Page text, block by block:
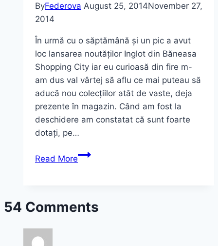
ByFederova August 25, 2014November 27,
2014
În urmă cu o săptămână și un pic a avut
loc lansarea noutăților Inglot din Băneasa
Shopping City iar eu curioasă din fire m-
am dus val vârtej să aflu ce mai puteau să
aducă nou colecțiilor atât de vaste, deja
prezente în magazin. Când am fost la
deschidere am constatat că sunt foarte
dotați, pe…
Read MoreColecții
=
54 Comments